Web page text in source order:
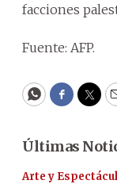
facciones
Fuente: AFP.
WhatsApp
Últimas
Arte y